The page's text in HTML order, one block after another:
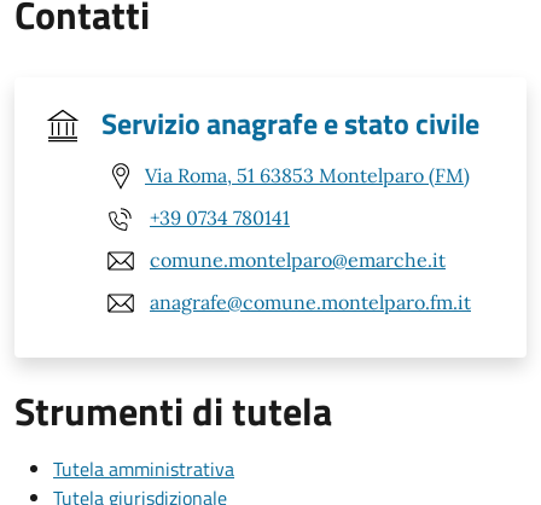
Contatti
Servizio anagrafe e stato civile
Via Roma, 51 63853 Montelparo (FM)
+39 0734 780141
comune.montelparo@emarche.it
anagrafe@comune.montelparo.fm.it
Strumenti di tutela
Tutela amministrativa
Tutela giurisdizionale